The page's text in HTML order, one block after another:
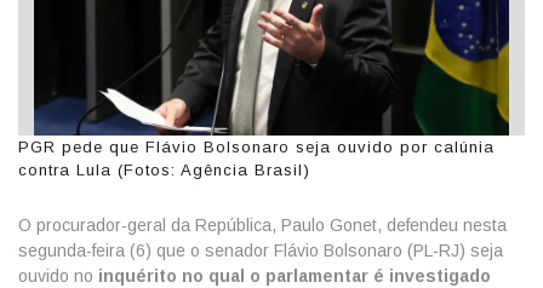
PGR pede que Flávio Bolsonaro seja ouvido por calúnia
contra Lula (Fotos: Agência Brasil)
O procurador-geral da República, Paulo Gonet, defendeu nesta
segunda-feira (6) que o senador Flávio Bolsonaro (PL-RJ) seja
ouvido no inquérito no qual o parlamentar é investigado